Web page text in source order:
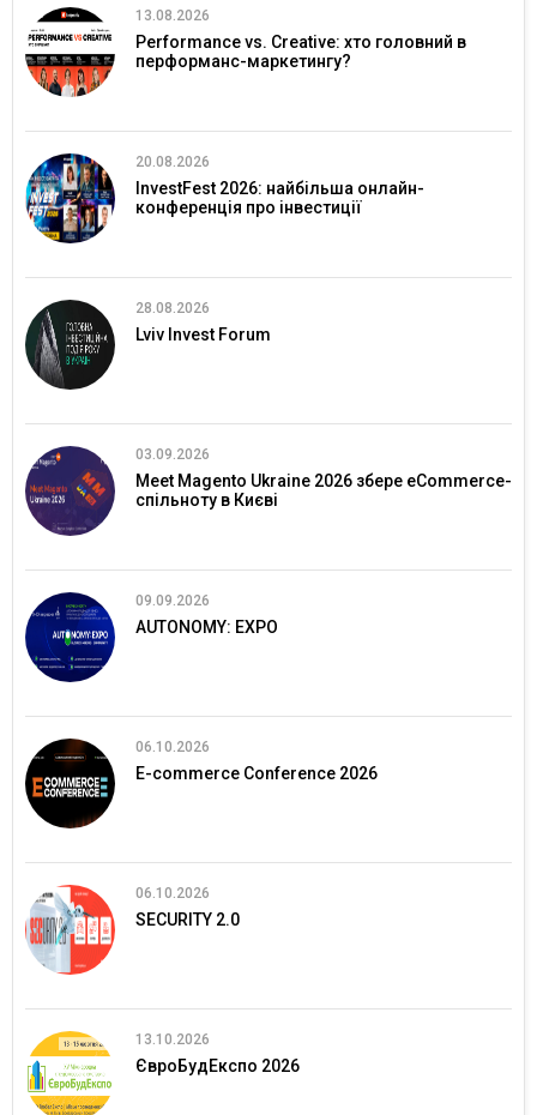
13.08.2026
Performance vs. Creative: хто головний в
перформанс-маркетингу?
20.08.2026
InvestFest 2026: найбільша онлайн-
конференція про інвестиції
28.08.2026
Lviv Invest Forum
03.09.2026
Meet Magento Ukraine 2026 збере eCommerce-
спільноту в Києві
09.09.2026
AUTONOMY: EXPO
06.10.2026
E-commerce Conference 2026
06.10.2026
SECURITY 2.0
13.10.2026
ЄвроБудЕкспо 2026